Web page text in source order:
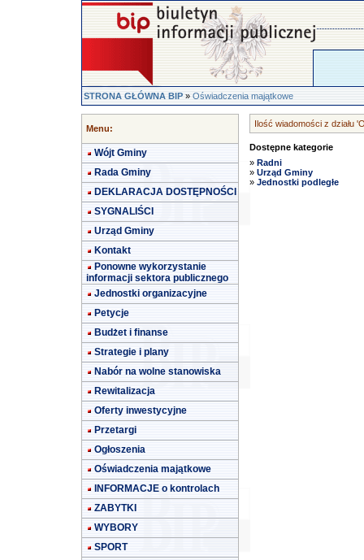
STRONA GŁÓWNA BIP»Oświadczenia majątkowe
Menu:
Wójt Gminy
Rada Gminy
DEKLARACJA DOSTĘPNOŚCI
SYGNALIŚCI
Urząd Gminy
Kontakt
Ponowne wykorzystanie
informacji sektora publicznego
Jednostki organizacyjne
Petycje
Budżet i finanse
Strategie i plany
Nabór na wolne stanowiska
Rewitalizacja
Oferty inwestycyjne
Przetargi
Ogłoszenia
Oświadczenia majątkowe
INFORMACJE o kontrolach
ZABYTKI
WYBORY
SPORT
Ilość wiadomości z działu
Dostępne kategorie
» Radni
» Urząd Gminy
» Jednostki podległe